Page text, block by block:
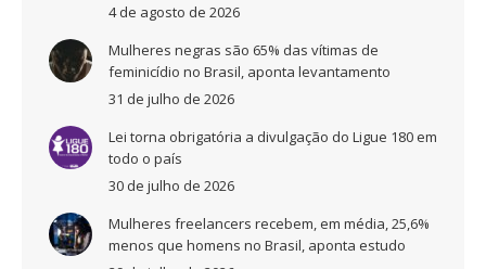
4 de agosto de 2026
Mulheres negras são 65% das vítimas de
feminicídio no Brasil, aponta levantamento
31 de julho de 2026
Lei torna obrigatória a divulgação do Ligue 180 em
todo o país
30 de julho de 2026
Mulheres freelancers recebem, em média, 25,6%
menos que homens no Brasil, aponta estudo